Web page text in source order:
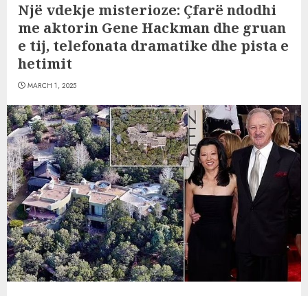
Një vdekje misterioze: Çfarë ndodhi
me aktorin Gene Hackman dhe gruan
e tij, telefonata dramatike dhe pista e
hetimit
MARCH 1, 2025